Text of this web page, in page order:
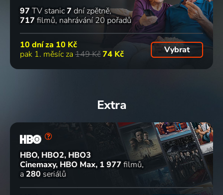
97 TV stanic7 dní zpětně
717 filmů nahrávání 20 pořadů
10 dní za 10 Kč
pak 1. měsíc za 149 Kč74 Kč Vybrat
Extra
HBO, HBO2, HBO3
Cinemaxy, HBO Max 1 977 filmů
a 280 seriálů